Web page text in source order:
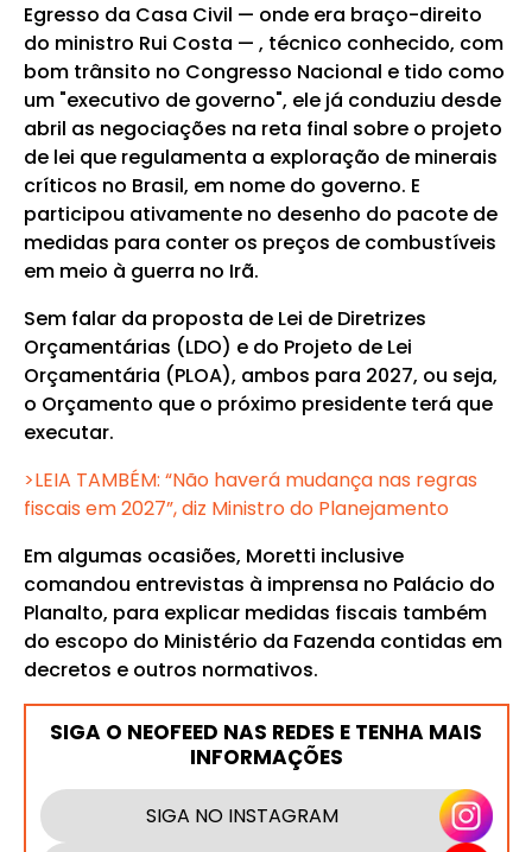
Egresso da Casa Civil — onde era braço-direito
do ministro Rui Costa — , técnico conhecido, com
bom trânsito no Congresso Nacional e tido como
um "executivo de governo", ele já conduziu desde
abril as negociações na reta final sobre o projeto
de lei que regulamenta a exploração de minerais
críticos no Brasil, em nome do governo. E
participou ativamente no desenho do pacote de
medidas para conter os preços de combustíveis
em meio à guerra no Irã.
Sem falar da proposta de Lei de Diretrizes
Orçamentárias (LDO) e do Projeto de Lei
Orçamentária (PLOA), ambos para 2027, ou seja,
o Orçamento que o próximo presidente terá que
executar.
>LEIA TAMBÉM: “Não haverá mudança nas regras
fiscais em 2027”, diz Ministro do Planejamento
Em algumas ocasiões, Moretti inclusive
comandou entrevistas à imprensa no Palácio do
Planalto, para explicar medidas fiscais também
do escopo do Ministério da Fazenda contidas em
decretos e outros normativos.
SIGA O NEOFEED NAS REDES E TENHA MAIS
INFORMAÇÕES
SIGA NO INSTAGRAM